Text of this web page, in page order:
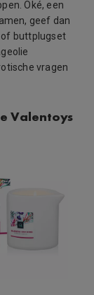
Oké, een
geef dan
of buttplugset
vragen
Valentoys